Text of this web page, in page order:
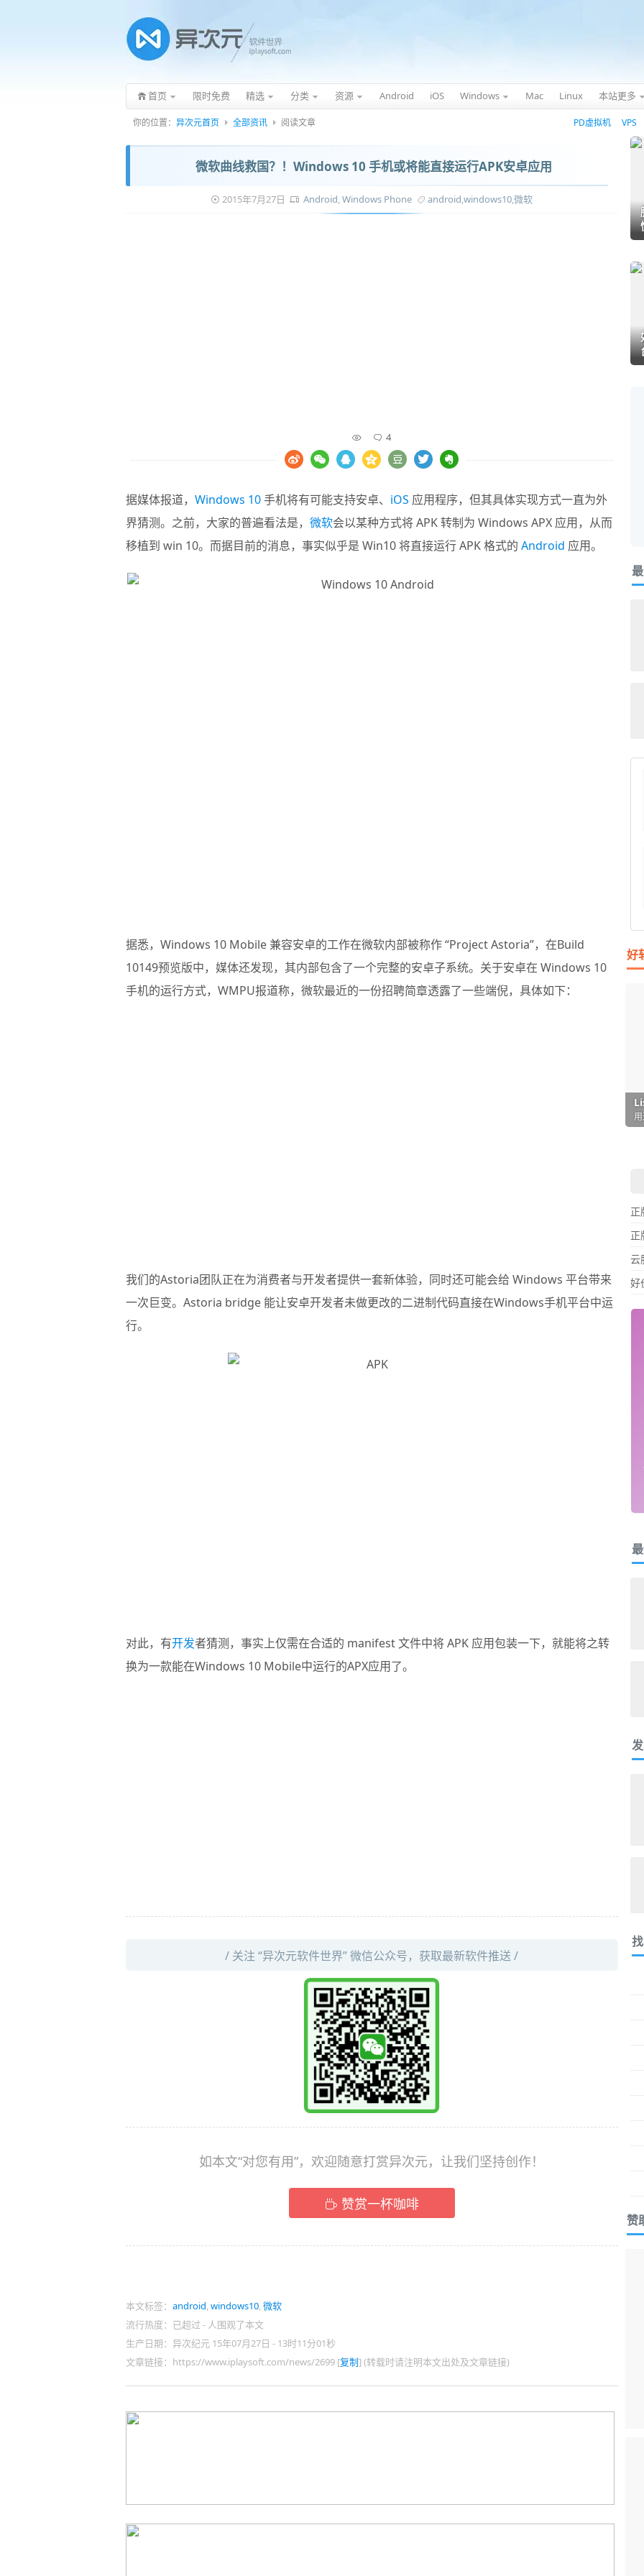
首页 限时免费 精选 分类 资源 Android iOS Windows Mac Linux 本站更多
你的位置： 异次元首页 全部资讯 阅读文章 PD虚拟机 VPS
微软曲线救国？！Windows 10 手机或将能直接运行APK安卓应用
2015年7月27日 Android,Windows Phone android,windows10,微软
4
据媒体报道， Windows 10手机将有可能支持安卓、 iOS 应用程序，但其具体实现方式一直为外
界猜测。之前，大家的普遍看法是， 微软会以某种方式将 APK 转制为 Windows APX 应用，从而
移植到 win 10。而据目前的消息，事实似乎是 Win10 将直接运行 APK 格式的 Android 应用。
据悉，Windows 10 Mobile 兼容安卓的工作在微软内部被称作 “Project Astoria”，在Build
10149预览版中，媒体还发现，其内部包含了一个完整的安卓子系统。关于安卓在 Windows 10
手机的运行方式，WMPU报道称，微软最近的一份招聘简章透露了一些端倪，具体如下：
我们的Astoria团队正在为消费者与开发者提供一套新体验，同时还可能会给 Windows 平台带来
一次巨变。Astoria bridge 能让安卓开发者未做更改的二进制代码直接在Windows手机平台中运
行。
对此，有开发者猜测，事实上仅需在合适的 manifest 文件中将 APK 应用包装一下，就能将之转
换为一款能在Windows 10 Mobile中运行的APX应用了。
/ 关注 “异次元软件世界” 微信公众号，获取最新软件推送 /
如本文“对您有用”，欢迎随意打赏异次元，让我们坚持创作！
赞赏一杯咖啡
本文标签： android,windows10,微软
流行热度：已超过 -人围观了本文
生产日期：异次纪元 15年07月27日 - 13时11分01秒
文章链接：https://www.iplaysoft.com/news/2699 [复制] (转载时请注明本文出处及文章链接)
好
正
正
云
好
赞